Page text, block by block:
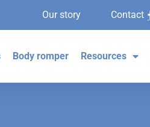
Our story Contact
Body romper Resources